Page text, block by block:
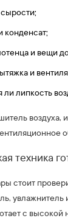
сырости;
конденсат;
и вещи
и
липкость
воздуха,
техника
стоит
увлажнитель
с высокой